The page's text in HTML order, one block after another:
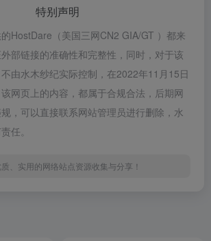
特别声明
HostDare（美国三网CN2 GIA/GT ）都来
部链接的准确性和完整性，同时，对于该
由水木纱纪实际控制，在2022年11月15日
网页上的内容，都属于合规合法，后期网
，可以直接联系网站管理员进行删除，水
任。
、实用的网络站点资源收集与分享！